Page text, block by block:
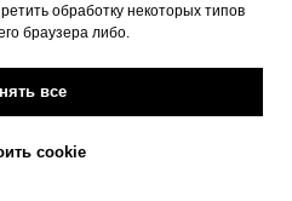
обработку некоторых типов
браузера либо.
все
cookie